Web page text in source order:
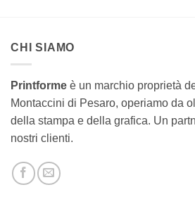
CHI SIAMO
Printforme è un marchio proprietà
Montaccini di Pesaro, operiamo da
della stampa e della grafica. Un
nostri clienti.